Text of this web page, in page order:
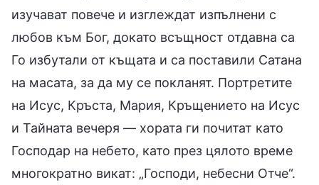
изучават повече и изглеждат изпълнени с
любов към Бог, докато всъщност отдавна са
Го избутали от къщата и са поставили Сатана
на масата, за да му се покланят. Портретите
на Исус, Кръста, Мария, Кръщението на Исус
и Тайната вечеря — хората ги почитат като
Господар на небето, като през цялото време
многократно викат: „Господи, небесни Отче“.